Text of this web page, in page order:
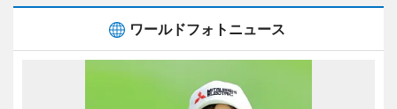
ワールドフォトニュース